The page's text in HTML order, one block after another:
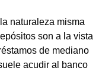
naturaleza misma
son a la vista
de mediano
acudir al banco